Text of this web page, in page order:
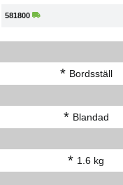
581800
* Bordsställ
* Blandad
* 1.6 kg